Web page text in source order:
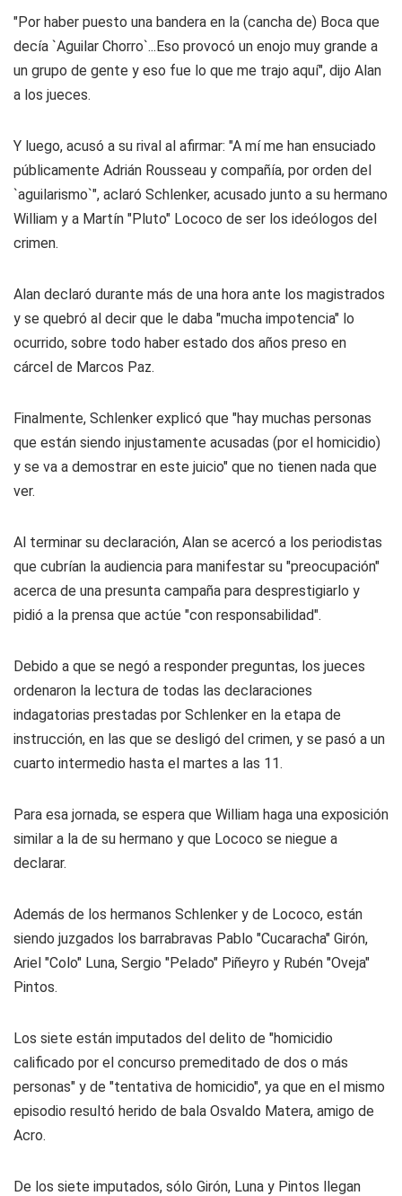
"Por haber puesto una bandera en la (cancha de) Boca que
decía `Aguilar Chorro`...Eso provocó un enojo muy grande a
un grupo de gente y eso fue lo que me trajo aquí", dijo Alan
a los jueces.
Y luego, acusó a su rival al afirmar: "A mí me han ensuciado
públicamente Adrián Rousseau y compañía, por orden del
`aguilarismo`", aclaró Schlenker, acusado junto a su hermano
William y a Martín "Pluto" Lococo de ser los ideólogos del
crimen.
Alan declaró durante más de una hora ante los magistrados
y se quebró al decir que le daba "mucha impotencia" lo
ocurrido, sobre todo haber estado dos años preso en
cárcel de Marcos Paz.
Finalmente, Schlenker explicó que "hay muchas personas
que están siendo injustamente acusadas (por el homicidio)
y se va a demostrar en este juicio" que no tienen nada que
ver.
Al terminar su declaración, Alan se acercó a los periodistas
que cubrían la audiencia para manifestar su "preocupación"
acerca de una presunta campaña para desprestigiarlo y
pidió a la prensa que actúe "con responsabilidad".
Debido a que se negó a responder preguntas, los jueces
ordenaron la lectura de todas las declaraciones
indagatorias prestadas por Schlenker en la etapa de
instrucción, en las que se desligó del crimen, y se pasó a un
cuarto intermedio hasta el martes a las 11.
Para esa jornada, se espera que William haga una exposición
similar a la de su hermano y que Lococo se niegue a
declarar.
Además de los hermanos Schlenker y de Lococo, están
siendo juzgados los barrabravas Pablo "Cucaracha" Girón,
Ariel "Colo" Luna, Sergio "Pelado" Piñeyro y Rubén "Oveja"
Pintos.
Los siete están imputados del delito de "homicidio
calificado por el concurso premeditado de dos o más
personas" y de "tentativa de homicidio", ya que en el mismo
episodio resultó herido de bala Osvaldo Matera, amigo de
Acro.
De los siete imputados, sólo Girón, Luna y Pintos llegan